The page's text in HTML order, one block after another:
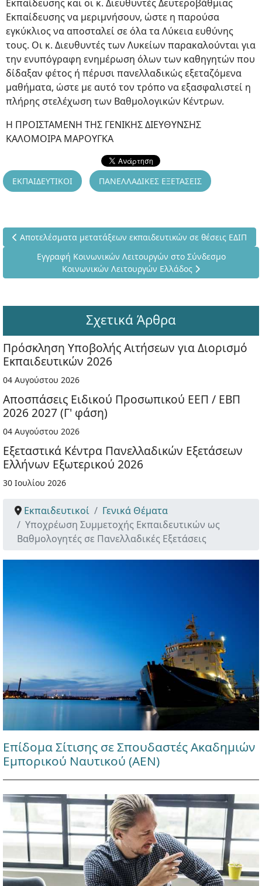
Εκπαίδευσης και οι κ. Διευθυντές Δευτεροβάθμιας
Εκπαίδευσης να μεριμνήσουν, ώστε η παρούσα
εγκύκλιος να αποσταλεί σε όλα τα Λύκεια ευθύνης
τους. Οι κ. Διευθυντές των Λυκείων παρακαλούνται για
την ενυπόγραφη ενημέρωση όλων των καθηγητών που
δίδαξαν φέτος ή πέρυσι πανελλαδικώς εξεταζόμενα
μαθήματα, ώστε με αυτό τον τρόπο να εξασφαλιστεί η
πλήρης στελέχωση των Βαθμολογικών Κέντρων.
Η ΠΡΟΙΣΤΑΜΕΝΗ ΤΗΣ ΓΕΝΙΚΗΣ ΔΙΕΥΘΥΝΣΗΣ
ΚΑΛΟΜΟΙΡΑ ΜΑΡΟΥΓΚΑ
ΕΚΠΑΙΔΕΥΤΙΚΟΙ ΠΑΝΕΛΛΑΔΙΚΕΣ ΕΞΕΤΑΣΕΙΣ
Προηγούμενο άρθρο: Αποτελέσματα μετατάξεων
Αποτελέσματα μετατάξεων εκπαιδευτικών σε θέσεις ΕΔΙΠ
Επόμενο άρθρο: Εγγραφή Κοινωνικών Λειτουργών στο
Εγγραφή Κοινωνικών Λειτουργών στο Σύνδεσμο
Κοινωνικών Λειτουργών Ελλάδος
Σχετικά Άρθρα
Πρόσκληση Υποβολής Αιτήσεων για Διορισμό
Εκπαιδευτικών 2026
04 Αυγούστου 2026
Αποσπάσεις Ειδικού Προσωπικού ΕΕΠ / ΕΒΠ
2026 2027 (Γ' φάση)
04 Αυγούστου 2026
Εξεταστικά Κέντρα Πανελλαδικών Εξετάσεων
Ελλήνων Εξωτερικού 2026
30 Ιουλίου 2026
Εκπαιδευτικοί
Γενικά Θέματα
Υποχρέωση Συμμετοχής Εκπαιδευτικών ως
Βαθμολογητές σε Πανελλαδικές Εξετάσεις
Επίδομα Σίτισης σε Σπουδαστές Ακαδημιών
Εμπορικού Ναυτικού (ΑΕΝ)